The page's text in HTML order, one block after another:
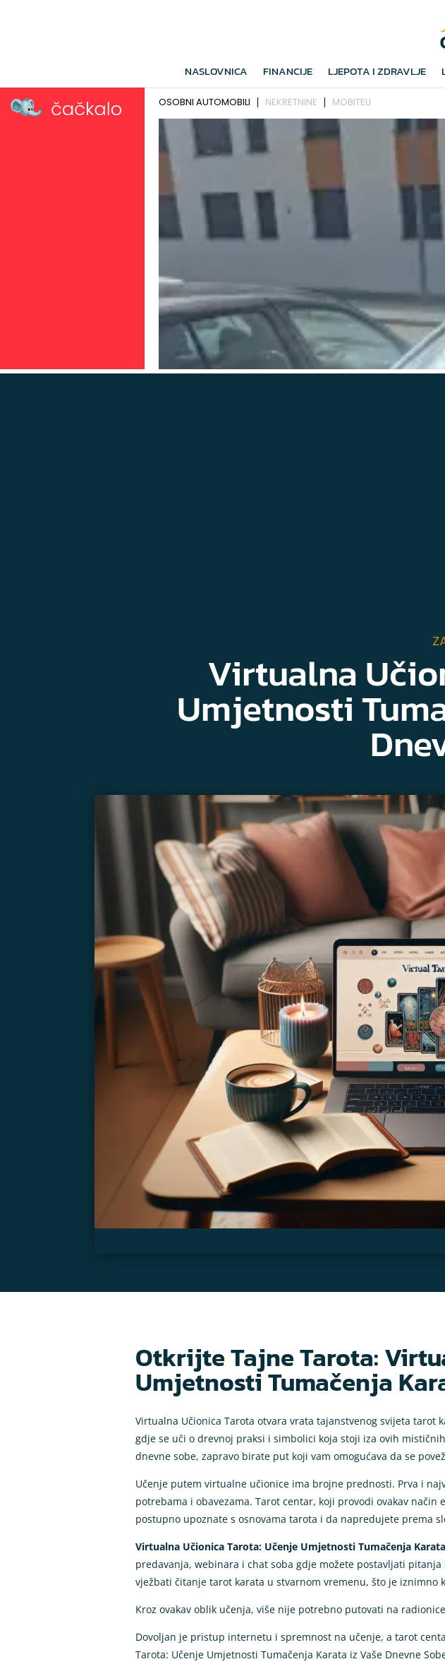
NASLOVNICA FINANCIJE LJEPOTA I ZDRAVLJE
Virtualna
Umjetnosti
Otkrijte Tajne Tarota:
Umjetnosti Tumačenja
Virtualna Učionica Tarota otvara vrata tajanstvenog svijeta
gdje se uči o drevnoj praksi i simbolici koja stoji iza ovih
dnevne sobe, zapravo birate put koji vam omogućava da se
Učenje putem virtualne učionice ima brojne prednosti. Prva i
potrebama i obavezama. Tarot centar, koji provodi ovakav
postupno upoznate s osnovama tarota i da napredujete prema
Virtualna Učionica Tarota: Učenje Umjetnosti Tumačenja
predavanja, webinara i chat soba gdje možete postavljati
vježbati čitanje tarot karata u stvarnom vremenu, što je
Kroz ovakav oblik učenja, više nije potrebno putovati na
Dovoljan je pristup internetu i spremnost na učenje, a tarot
Tarota: Učenje Umjetnosti Tumačenja Karata iz Vaše Dnevne